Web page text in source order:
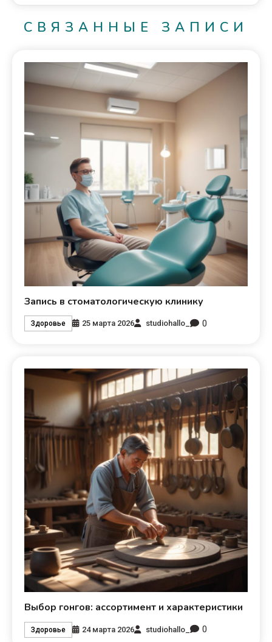
СВЯЗАННЫЕ ЗАПИСИ
Запись в стоматологическую клинику
Здоровье 25 марта 2026 studiohallo_ 0
Выбор гонгов: ассортимент и характеристики
Здоровье 24 марта 2026 studiohallo_ 0